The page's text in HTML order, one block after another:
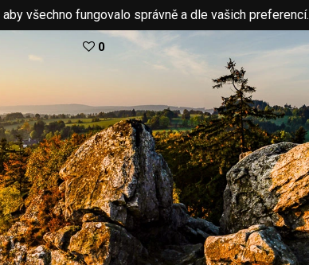
všechno fungovalo správně a dle vašich preferencí.
0